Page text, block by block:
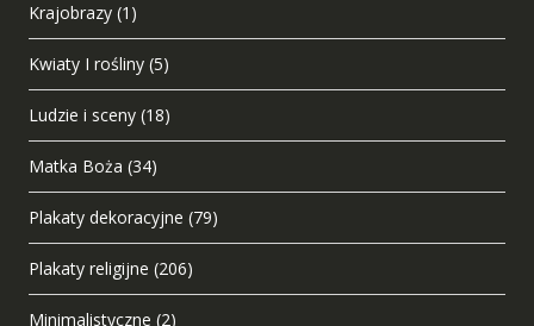
Krajobrazy (1)
Kwiaty I rośliny (5)
Ludzie i sceny (18)
Matka Boża (34)
Plakaty dekoracyjne (79)
Plakaty religijne (206)
Minimalistyczne (2)